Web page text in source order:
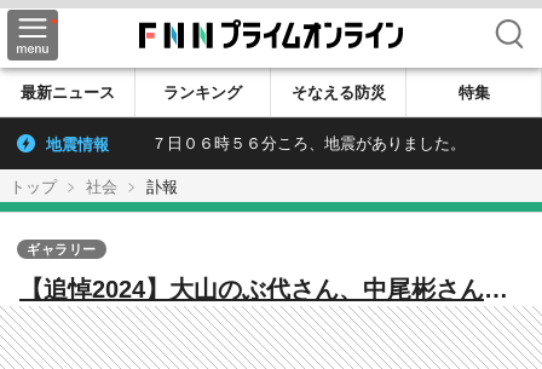
検索
最新ニュース ランキング そなえる防災 特集
地震情報 ７日０６時５６分ころ、地震がありました。
トップ 社会 訃報
【追悼2024】大山のぶ代さん、中尾彬さん、
ピーコさん、今くるよさん、桂ざこばさん、
小原乃梨子さん…【5月～9月】
ギャラリー